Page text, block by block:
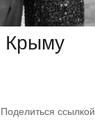
Крыму
Поделиться ссылкой